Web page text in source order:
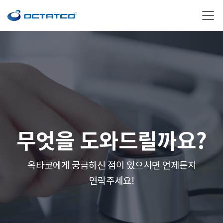
무엇을 도와드릴까요?
옥타코에게 궁금하신 점이 있으시면 언제든지
연락주세요!